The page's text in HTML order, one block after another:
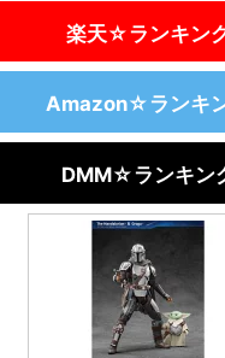
楽天☆ランキン
Amazon☆ランキ
DMM☆ランキン